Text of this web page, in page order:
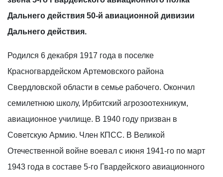
Дальнего действия 50-й авиационной дивизии
Дальнего действия.
Родился 6 декабря 1917 года в поселке
Красногвардейском Артемовского района
Свердловской области в семье рабочего. Окончил
семилетнюю школу, Ирбитский агрозоотехникум,
авиационное училище. В 1940 году призван в
Советскую Армию. Член КПСС. В Великой
Отечественной войне воевал с июня 1941-го по март
1943 года в составе 5-го Гвардейского авиационного